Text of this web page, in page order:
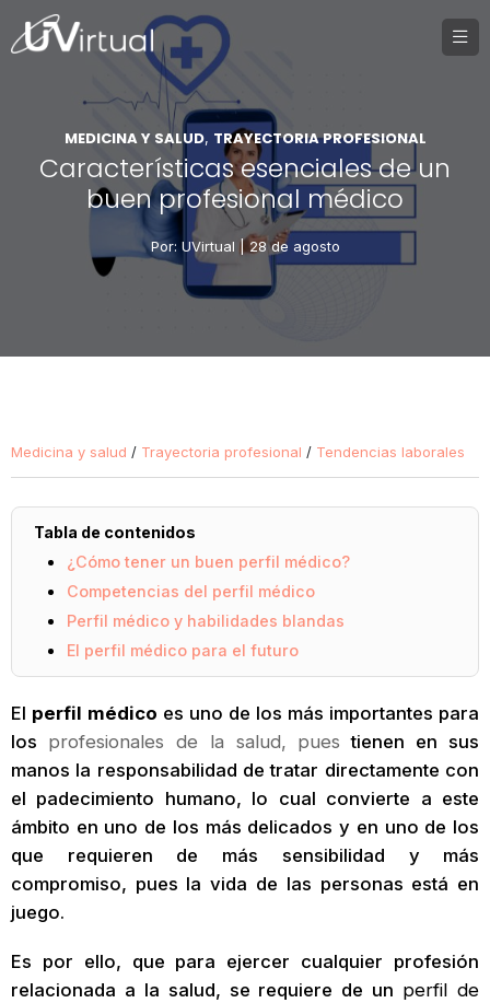
MEDICINA Y SALUD, TRAYECTORIA PROFESIONAL
Características esenciales de un
buen profesional médico
Por: UVirtual | 28 de agosto
Medicina y salud / Trayectoria profesional / Tendencias laborales
Tabla de contenidos
¿Cómo tener un buen perfil médico?
Competencias del perfil médico
Perfil médico y habilidades blandas
El perfil médico para el futuro
El perfil médico es uno de los más importantes para
los profesionales de la salud, pues tienen en sus
manos la responsabilidad de tratar directamente con
el padecimiento humano, lo cual convierte a este
ámbito en uno de los más delicados y en uno de los
que requieren de más sensibilidad y más
compromiso, pues la vida de las personas está en
juego.
Es por ello, que para ejercer cualquier profesión
relacionada a la salud, se requiere de un perfil de